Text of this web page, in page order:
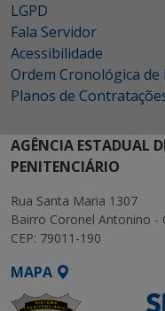
LGPD
Fala Servidor
Acessibilidade
Ordem Cronológica de
Planos de
AGÊNCIA ESTADUAL
PENITENCIÁRIO
Rua Santa Maria 1307
Bairro Coronel Antonino -
CEP: 79011-190
MAPA